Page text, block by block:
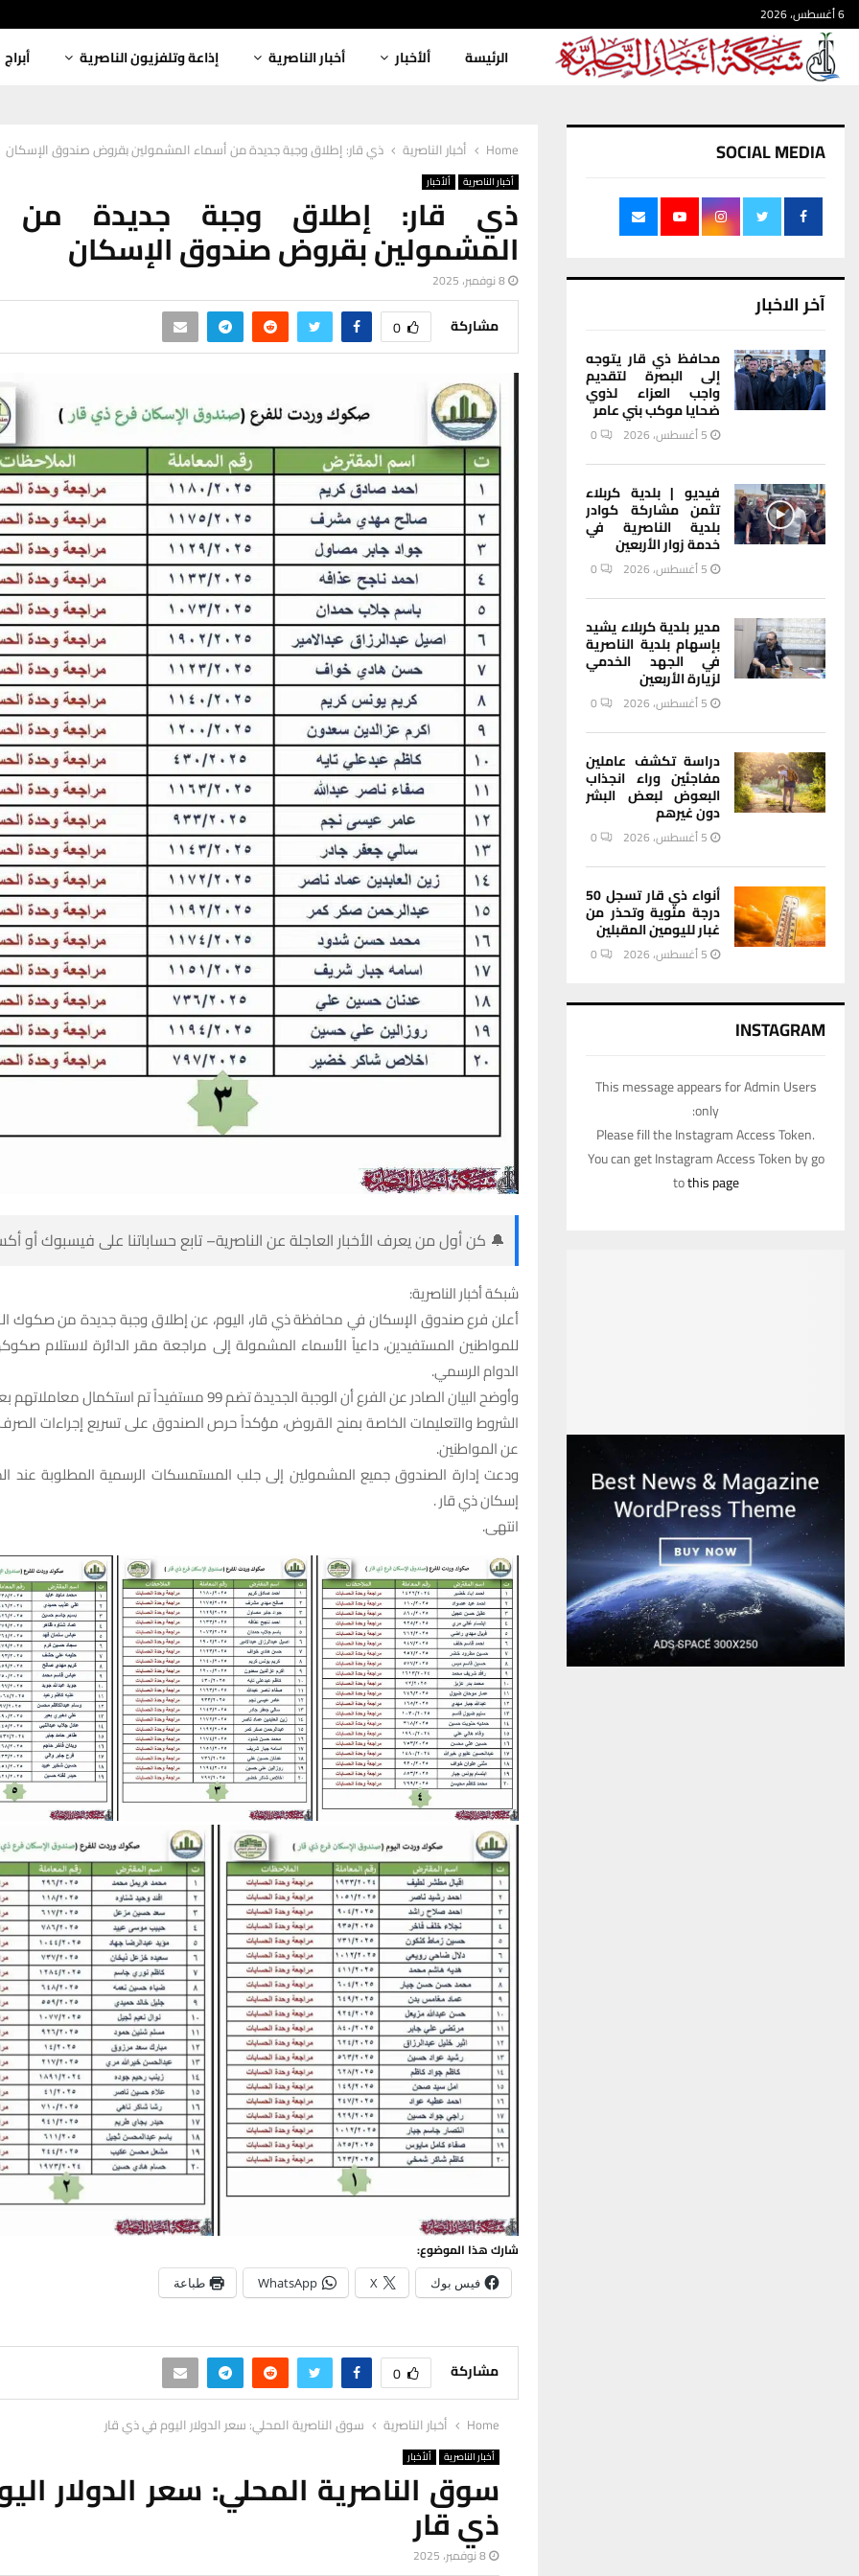
6 أغسطس، 2026
الرئيسة ألأخبار أخبار الناصرية إذاعة وتلفزيون الناصرية أبراج
Home أخبار الناصرية ذي قار: إطلاق وجبة جديدة من أسماء المشمولين بقروض صندوق الإسكان
أخبار الناصرية ألأخبار
ذي قار: إطلاق وجبة جديدة من
المشمولين بقروض صندوق الإسكان
8 نوفمبر، 2025
مشاركة 0
🔔 كن أول من يعرف الأخبار العاجلة عن الناصرية– تابع حساباتنا على فيسبوك أو
شبكة أخبار الناصرية:
أعلن فرع صندوق الإسكان في محافظة ذي قار، اليوم، عن إطلاق وجبة جديدة من صكوك
للمواطنين المستفيدين، داعياً الأسماء المشمولة إلى مراجعة مقر الدائرة لاستلام
الدوام الرسمي.
وأوضح البيان الصادر عن الفرع أن الوجبة الجديدة تضم 99 مستفيداً تم
الشروط والتعليمات الخاصة بمنح القروض، مؤكداً حرص الصندوق على تسريع إجراءات
عن المواطنين.
ودعت إدارة الصندوق جميع المشمولين إلى جلب المستمسكات الرسمية المطلوبة عند
إسكان ذي قار .
انتهى.
شارك هذا الموضوع:
فيس بوك X
WhatsApp طباعة
مشاركة 0
Home أخبار الناصرية سوق الناصرية المحلي: سعر الدولار اليوم في ذي قار
أخبار الناصرية ألأخبار
سوق الناصرية المحلي: سعر الدولار
ذي قار
8 نوفمبر، 2025
SOCIAL MEDIA
آخر الاخبار
محافظ ذي قار يتوجه
إلى البصرة لتقديم
واجب العزاء لذوي
ضحايا موكب بني عامر
5 أغسطس، 2026 0
فيديو | بلدية كربلاء
تثمن مشاركة كوادر
بلدية الناصرية في
خدمة زوار الأربعين
5 أغسطس، 2026 0
مدير بلدية كربلاء يشيد
بإسهام بلدية الناصرية
في الجهد الخدمي
لزيارة الأربعين
5 أغسطس، 2026 0
دراسة تكشف عاملين
مفاجئين وراء انجذاب
البعوض لبعض البشر
دون غيرهم
5 أغسطس، 2026 0
أنواء ذي قار تسجل 50
درجة مئوية وتحذر من
غبار لليومين المقبلين
5 أغسطس، 2026 0
INSTAGRAM
This message appears for Admin Users
only:
Please fill the Instagram Access Token.
You can get Instagram Access Token by go
tothis page